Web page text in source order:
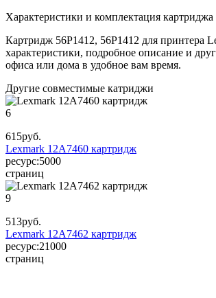
Характеристики и комплектация
Картридж 56P1412, 56P1412 для принтера
характеристики, подробное описание и
офиса или дома в удобное вам время.
Другие совместимые катриджи
6
615руб.
Lexmark 12A7460 картридж
ресурс:5000
страниц
9
513руб.
Lexmark 12A7462 картридж
ресурс:21000
страниц